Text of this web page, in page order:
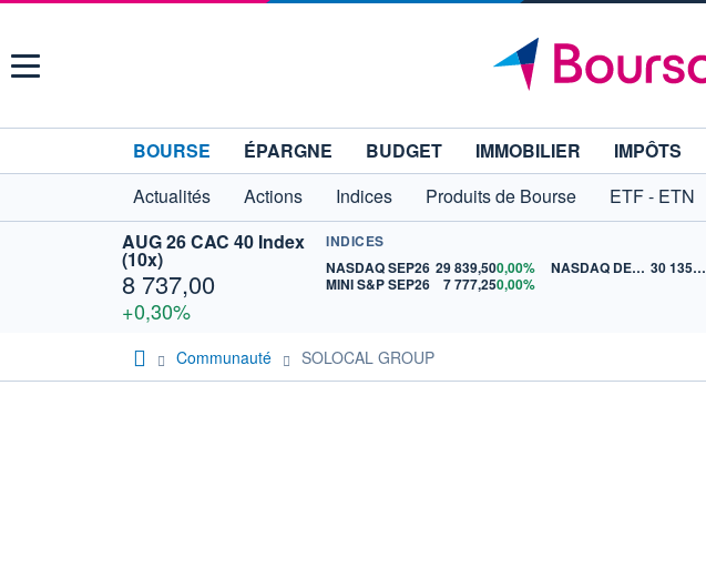
Menu
BOURSE ÉPARGNE BUDGET IMMOBILIER IMPÔTS
Actualités
Actions Indices Produits de Bourse ETF - ETN
AUG 26 CAC 40 Index
(10x)
8 737,00
+0,30%
INDICES
NASDAQ SEP26 29 839,500,00%
MINI S&P SEP26
7 777,250,00%
NASDAQ DEC26 30 135,00
Communauté SOLOCAL GROUP